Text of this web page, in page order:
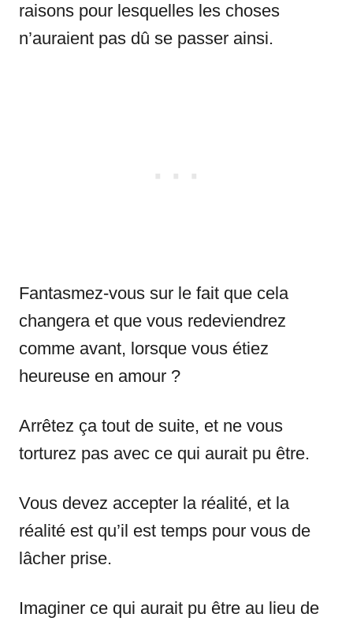
raisons pour lesquelles les choses
n’auraient pas dû se passer ainsi.
Fantasmez-vous sur le fait que cela
changera et que vous redeviendrez
comme avant, lorsque vous étiez
heureuse en amour ?
Arrêtez ça tout de suite, et ne vous
torturez pas avec ce qui aurait pu être.
Vous devez accepter la réalité, et la
réalité est qu’il est temps pour vous de
lâcher prise.
Imaginer ce qui aurait pu être au lieu de